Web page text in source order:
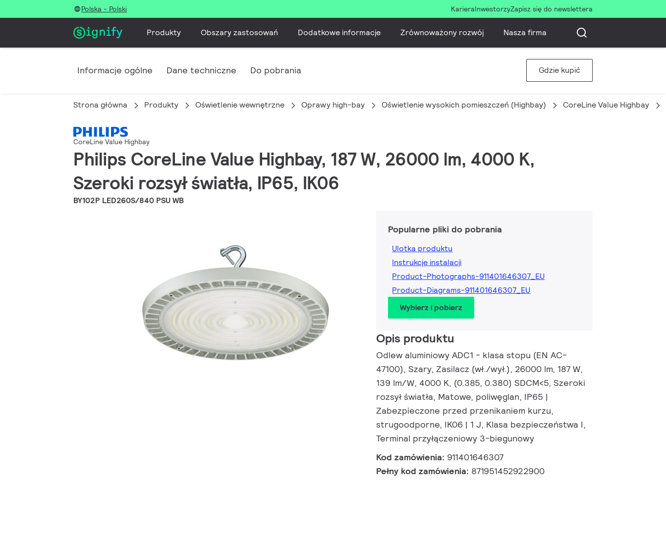
Polska - Polski KarieraInwestorzyZapisz się do newslettera
Produkty Obszary zastosowań Dodatkowe informacje Zrównoważony rozwój Nasza firma
Informacje ogólne Dane techniczne Do pobrania Gdzie kupić
Strona główna Produkty Oświetlenie wewnętrzne Oprawy high-bay Oświetlenie wysokich pomieszczeń (Highbay) CoreLine Value Highbay
CoreLine Value Highbay
Philips CoreLine Value Highbay, 187 W, 26000 lm, 4000 K,
Szeroki rozsył światła, IP65, IK06
BY102P LED260S/840 PSU WB
Popularne pliki do pobrania
Ulotka produktu
Instrukcje instalacji
Product-Photographs-911401646307_EU
Product-Diagrams-911401646307_EU
Wybierz i pobierz
Opis produktu
Odlew aluminiowy ADC1 - klasa stopu (EN AC-
47100), Szary, Zasilacz (wł./wył.), 26000 lm, 187 W,
139 lm/W, 4000 K, (0.385, 0.380) SDCM<5, Szeroki
rozsył światła, Matowe, poliwęglan, IP65 |
Zabezpieczone przed przenikaniem kurzu,
strugoodporne, IK06 | 1 J, Klasa bezpieczeństwa I,
Terminal przyłączeniowy 3-biegunowy
Kod zamówienia: 911401646307
Pełny kod zamówienia: 871951452922900